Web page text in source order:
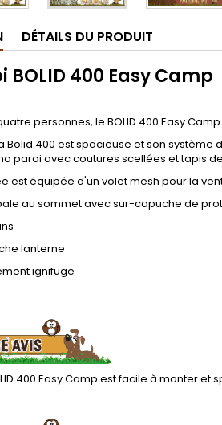
DÉTAILS DU PRODUIT
BOLID 400 Easy Camp
personnes, le BOLID 400 Easy
Bolid 400 est spacieuse et son
paroi avec coutures scellées et tapis
est équipée d'un volet mesh pour la
au sommet avec sur-capuche de
lanterne
ignifuge
400 Easy Camp est facile à monter